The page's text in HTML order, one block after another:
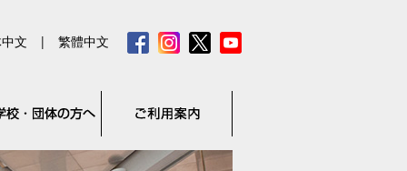
文 | 繁體中文